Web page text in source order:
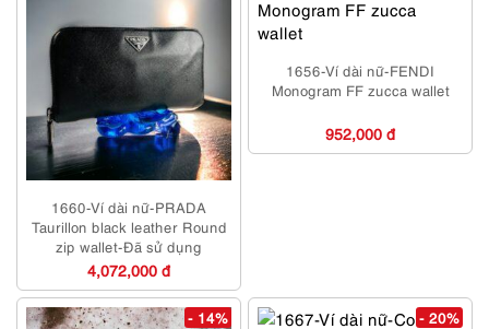
1660-Ví dài nữ-PRADA
Taurillon black leather Round
zip wallet-Đã sử dụng
4,072,000 đ
1656-Ví dài nữ-FENDI
Monogram FF zucca wallet
952,000 đ
- 14% - 20%